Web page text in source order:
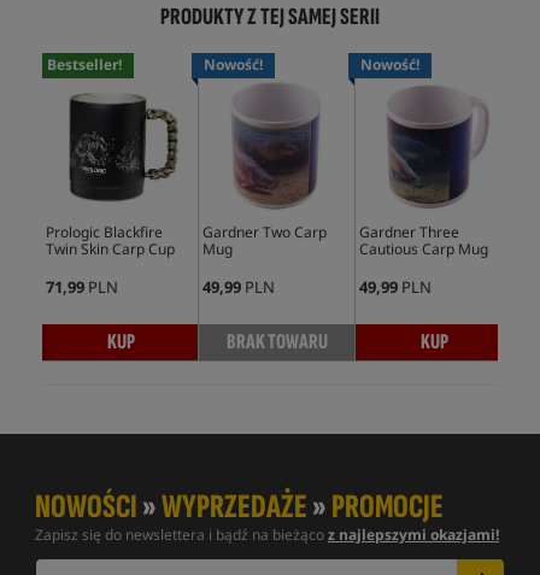
PRODUKTY Z TEJ SAMEJ SERII
Bestseller!
Prologic Blackfire
Twin Skin Carp Cup
71,99 PLN
KUP
Nowość!
Gardner Two Carp
Mug
49,99 PLN
BRAK TOWARU
Nowość!
Gardner Three
Cautious Carp Mug
49,99 PLN
KUP
NOWOŚCI»WYPRZEDAŻE»PROMOCJE
Zapisz się do newslettera i bądź na bieżącoz najlepszymi okazjami!